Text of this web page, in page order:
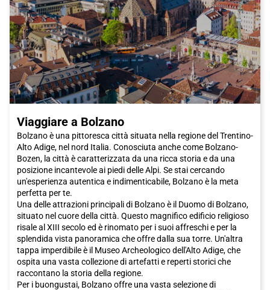
Viaggiare a Bolzano
Bolzano è una pittoresca città situata nella regione del Trentino-
Alto Adige, nel nord Italia. Conosciuta anche come Bolzano-
Bozen, la città è caratterizzata da una ricca storia e da una
posizione incantevole ai piedi delle Alpi. Se stai cercando
un'esperienza autentica e indimenticabile, Bolzano è la meta
perfetta per te.
Una delle attrazioni principali di Bolzano è il Duomo di Bolzano,
situato nel cuore della città. Questo magnifico edificio religioso
risale al XIII secolo ed è rinomato per i suoi affreschi e per la
splendida vista panoramica che offre dalla sua torre. Un'altra
tappa imperdibile è il Museo Archeologico dell'Alto Adige, che
ospita una vasta collezione di artefatti e reperti storici che
raccontano la storia della regione.
Per i buongustai, Bolzano offre una vasta selezione di